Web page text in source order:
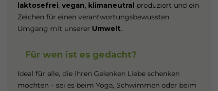
laktosefrei, vegan, klimaneutral produziert und ein
Zeichen für einen verantwortungsbewussten
Umgang mit unserer Umwelt.
Für wen ist es gedacht?
Ideal für alle, die ihren Gelenken Liebe schenken
möchten – sei es beim Yoga, Schwimmen oder beim